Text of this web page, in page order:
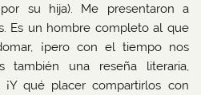
su hija). Me presentaron a
Es un hombre completo al que
¡pero con el tiempo nos
también una reseña literaria,
qué placer compartirlos con